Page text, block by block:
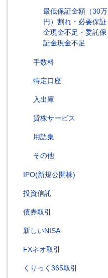
最低保証金額（30万
円）割れ・必要保証
金現金不足・委託保
証金現金不足
手数料
特定口座
入出庫
貸株サービス
用語集
その他
IPO(新規公開株)
投資信託
債券取引
新しいNISA
FXネオ取引
くりっく365取引